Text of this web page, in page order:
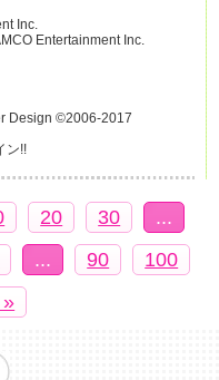
Inc.
Entertainment Inc.
Design ©2006-2017
ン!!
20 30
...
... 90
100